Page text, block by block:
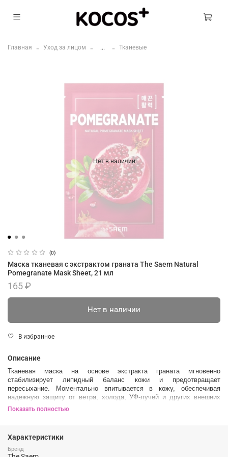
Главная Уход за лицом ... Тканевые
Нет в наличии
(0)
Маска тканевая с экстрактом граната The Saem Natural
Pomegranate Mask Sheet, 21 мл
165 ₽
Нет в наличии
В избранное
Описание
Тканевая маска на основе экстракта граната мгновенно
стабилизирует липидный баланс кожи и предотвращает
пересыхание. Моментально впитывается в кожу, обеспечивая
надежную защиту от ветра, холода, УФ-лучей и других внешних
агрессоров. Обладает успокаивающим действием, минимизирует
противовоспалительными и регенерирующими свойствами,
Показать полностью
Характеристики
Бренд